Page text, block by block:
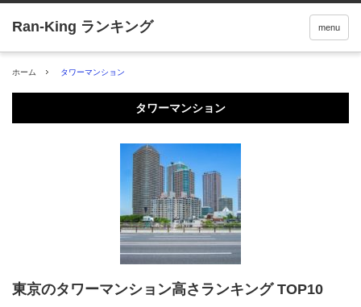
menu
ホーム タワーマンション
タワーマンション
東京のタワーマンション高さランキング TOP10